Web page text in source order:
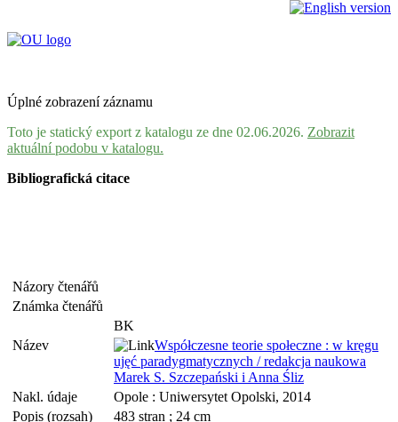
Úplné zobrazení záznamu
Toto je statický export z katalogu ze dne 02.06.2026. Zobrazit
aktuální podobu v katalogu.
Bibliografická citace
Názory čtenářů
Známka čtenářů
BK
Název
Współczesne teorie społeczne : w kręgu
ujęć paradygmatycznych / redakcja naukowa
Marek S. Szczepański i Anna Śliz
Nakl. údaje
Opole : Uniwersytet Opolski, 2014
Popis (rozsah)
483 stran ; 24 cm